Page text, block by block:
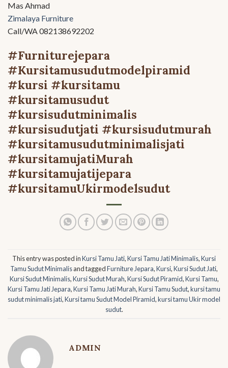
Mas Ahmad
Zimalaya Furniture
Call/WA 082138692202
#Furniturejepara
#Kursitamusudutmodelpiramid
#kursi #kursitamu
#kursitamusudut
#kursisudutminimalis
#kursisudutjati #kursisudutmurah
#kursitamusudutminimalisjati
#kursitamujatiMurah
#kursitamujatijepara
#kursitamuUkirmodelsudut
This entry was posted inKursi Tamu Jati,Kursi Tamu Jati Minimalis,Kursi
Tamu Sudut Minimalisand taggedFurniture Jepara,Kursi,Kursi Sudut Jati,
Kursi Sudut Minimalis,Kursi Sudut Murah,Kursi Sudut Piramid,Kursi Tamu,
Kursi Tamu Jati Jepara,Kursi Tamu Jati Murah,Kursi Tamu Sudut,kursi tamu
sudut minimalis jati,Kursi tamu Sudut Model Piramid,kursi tamu Ukir model
sudut.
ADMIN